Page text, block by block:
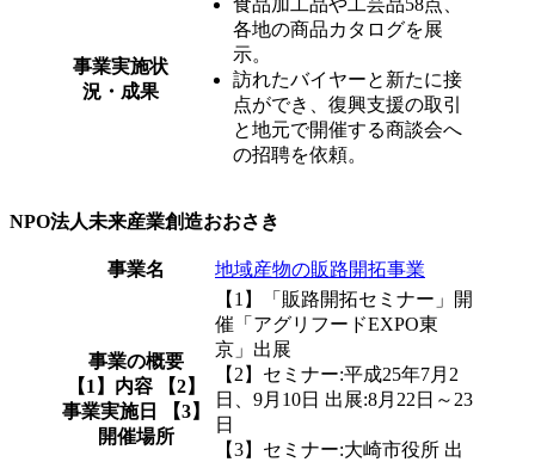
事業実施状
況・成果
食品加工品や工芸品58点、
各地の商品カタログを展
示。
訪れたバイヤーと新たに接
点ができ、復興支援の取引
と地元で開催する商談会へ
の招聘を依頼。
NPO法人未来産業創造おおさき
事業名 地域産物の販路開拓事業
事業の概要
【1】内容 【2】
事業実施日 【3】
開催場所
【1】「販路開拓セミナー」開
催「アグリフードEXPO東
京」出展
【2】セミナー:平成25年7月2
日、9月10日 出展:8月22日～23
日
【3】セミナー:大崎市役所 出